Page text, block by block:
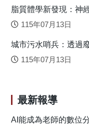
團隊精神，創造積極
業數位轉型中工作投入
性。這些發現為企業在
度與提供了實用的指導
的技術環境，將能顯著
入度和整體績效表現。
Zheng, L., & Wu, Y. J.
脂質體學新發現：神
115年07月13日
城市污水哨兵：透過
115年07月13日
最新報導
AI能成為老師的數位